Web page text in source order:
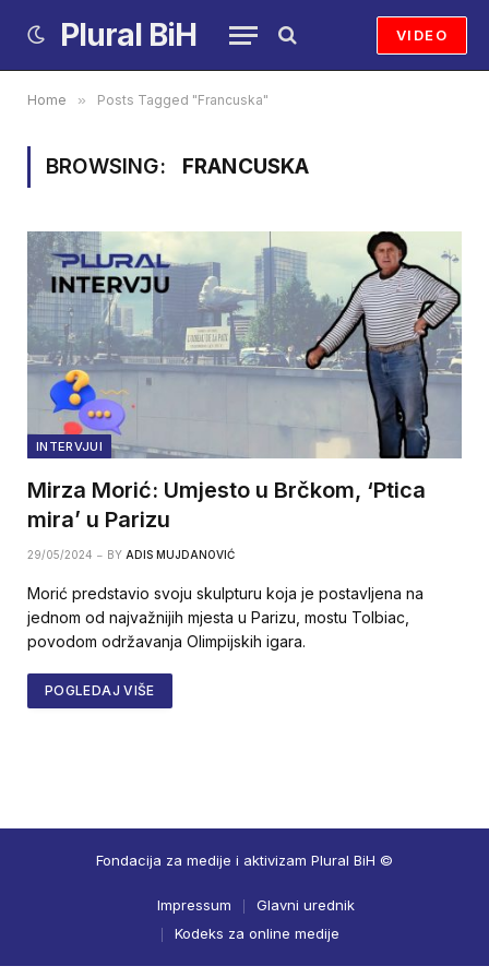
Plural BiH VIDEO
Home » Posts Tagged "Francuska"
BROWSING: FRANCUSKA
INTERVJUI
Mirza Morić: Umjesto u Brčkom, ‘Ptica
mira’ u Parizu
29/05/2024 BY ADIS MUJDANOVIĆ
Morić predstavio svoju skulpturu koja je postavljena na
jednom od najvažnijih mjesta u Parizu, mostu Tolbiac,
povodom održavanja Olimpijskih igara.
POGLEDAJ VIŠE
Fondacija za medije i aktivizam Plural BiH ©
Impressum
Glavni urednik
Kodeks za online medije